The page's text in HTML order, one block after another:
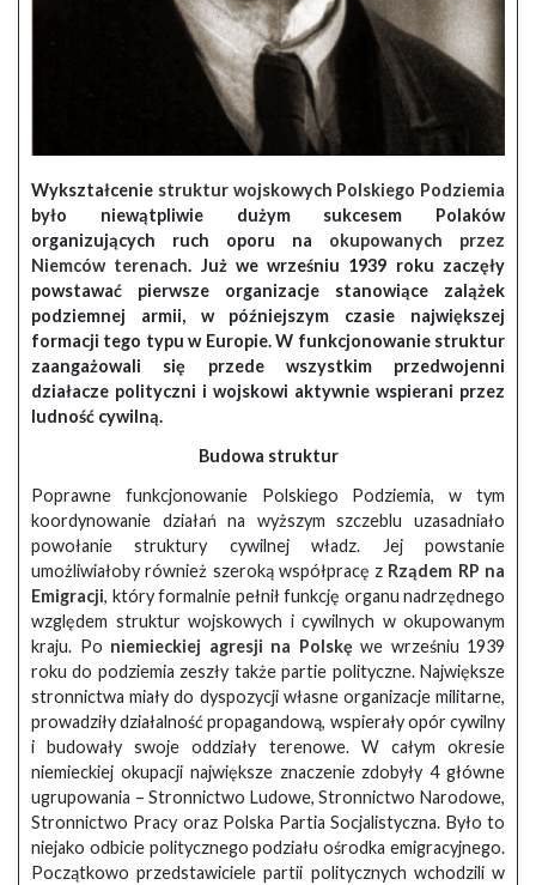
Wykształcenie struktur wojskowych Polskiego Podziemia
było niewątpliwie dużym sukcesem Polaków
organizujących ruch oporu na okupowanych przez
Niemców terenach. Już we wrześniu 1939 roku zaczęły
powstawać pierwsze organizacje stanowiące zalążek
podziemnej armii, w późniejszym czasie największej
formacji tego typu w Europie. W funkcjonowanie struktur
zaangażowali się przede wszystkim przedwojenni
działacze polityczni i wojskowi aktywnie wspierani przez
ludność cywilną.
Budowa struktur
Poprawne funkcjonowanie Polskiego Podziemia, w tym
koordynowanie działań na wyższym szczeblu uzasadniało
powołanie struktury cywilnej władz. Jej powstanie
umożliwiałoby również szeroką współpracę z Rządem RP na
Emigracji, który formalnie pełnił funkcję organu nadrzędnego
względem struktur wojskowych i cywilnych w okupowanym
kraju. Po niemieckiej agresji na Polskęwe wrześniu 1939
roku do podziemia zeszły także partie polityczne. Największe
stronnictwa miały do dyspozycji własne organizacje militarne,
prowadziły działalność propagandową, wspierały opór cywilny
i budowały swoje oddziały terenowe. W całym okresie
niemieckiej okupacji największe znaczenie zdobyły 4 główne
ugrupowania – Stronnictwo Ludowe, Stronnictwo Narodowe,
Stronnictwo Pracy oraz Polska Partia Socjalistyczna. Było to
niejako odbicie politycznego podziału ośrodka emigracyjnego.
Początkowo przedstawiciele partii politycznych wchodzili w